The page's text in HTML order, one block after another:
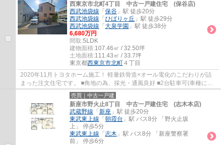
西東京市北町4丁目 中古一戸建住宅 (保谷店)
西武池袋線 「 保谷 」駅 徒歩20分
西武池袋線 「 ひばりヶ丘 」駅 徒歩29分
西武池袋線 「 大泉学園 」駅 徒歩38分
6,680万円
間取:5LDK
建物面積:107.46㎡ / 32.50坪
土地面積:111.43㎡ / 33.7坪
東京都西東京市北町 ４丁目
2020年11月トヨタホーム施工！ 軽量鉄骨造×オール電化のこだわりが詰
まった注文住宅です。 ■角地の為、採光・通風良好 ■2台駐車可(車種によ
る) ■家事便利な水回り集中設計 ■プライバ...
売買｜中古一戸建
新座市野火止8丁目 中古一戸建住宅 (志木本店)
武蔵野線 「 新座 」駅 徒歩20分
東武東上線 「 朝霞台 」駅 バス8分 「野火止坂
上」 停歩5分
東武東上線 「 志木 」駅 バス8分 「新座警察署
前」 停歩6分